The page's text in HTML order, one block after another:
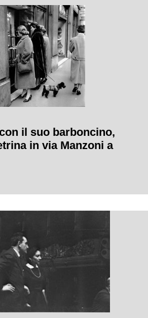
il suo barboncino,
in via Manzoni a